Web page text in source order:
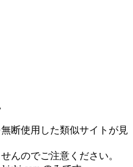
断使用した類似サイトが見
んのでご注意ください。